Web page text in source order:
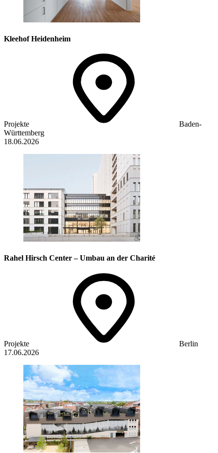
Kleehof Heidenheim
Projekte
Baden-
Württemberg
18.06.2026
Rahel Hirsch Center – Umbau an der Charité
Projekte
Berlin
17.06.2026